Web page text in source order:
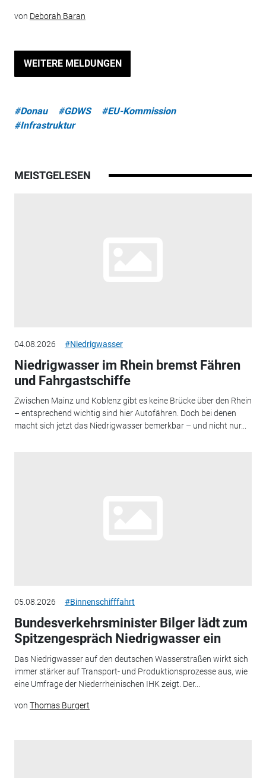
von Deborah Baran
WEITERE MELDUNGEN
#Donau #GDWS
#EU-Kommission
#Infrastruktur
MEISTGELESEN
04.08.2026 #Niedrigwasser
Niedrigwasser im Rhein bremst Fähren
und Fahrgastschiffe
Zwischen Mainz und Koblenz gibt es keine Brücke über den Rhein
– entsprechend wichtig sind hier Autofähren. Doch bei denen
macht sich jetzt das Niedrigwasser bemerkbar – und nicht nur...
05.08.2026 #Binnenschifffahrt
Bundesverkehrsminister Bilger lädt zum
Spitzengespräch Niedrigwasser ein
Das Niedrigwasser auf den deutschen Wasserstraßen wirkt sich
immer stärker auf Transport- und Produktionsprozesse aus, wie
eine Umfrage der Niederrheinischen IHK zeigt. Der...
von Thomas Burgert